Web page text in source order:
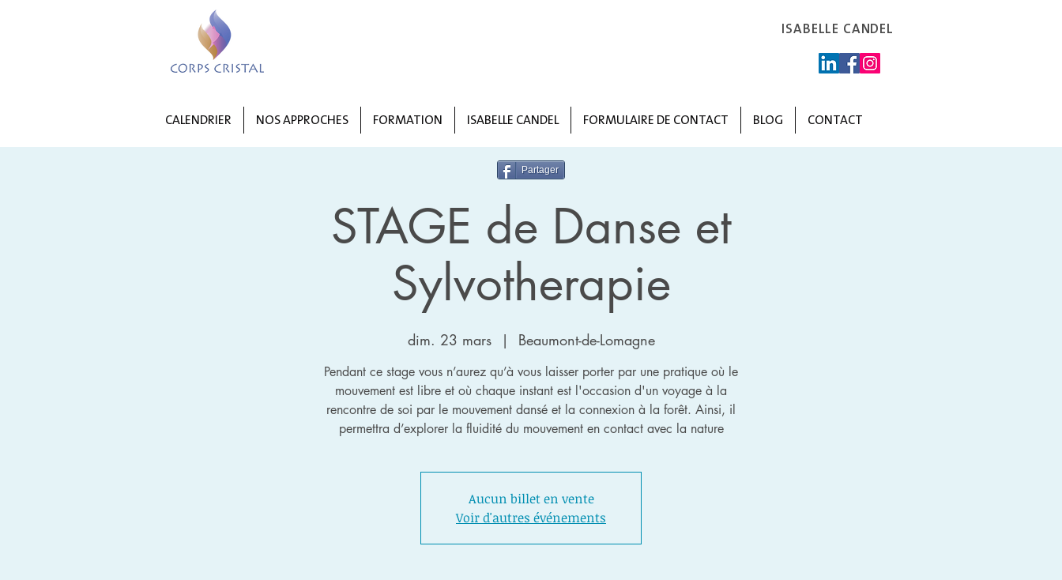
ISABELLE CANDEL
CALENDRIER NOS APPROCHES FORMATION ISABELLE CANDEL FORMULAIRE DE CONTACT BLOG CONTACT
STAGE de Danse et
Sylvotherapie
dim. 23 mars
  |
Beaumont-de-Lomagne
Pendant ce stage vous n’aurez qu’à vous laisser porter par une pratique où le
mouvement est libre et où chaque instant est l'occasion d'un voyage à la
rencontre de soi par le mouvement dansé et la connexion à la forêt. Ainsi, il
permettra d’explorer la fluidité du mouvement en contact avec la nature
Aucun billet en vente
Voir d'autres événements
Partager